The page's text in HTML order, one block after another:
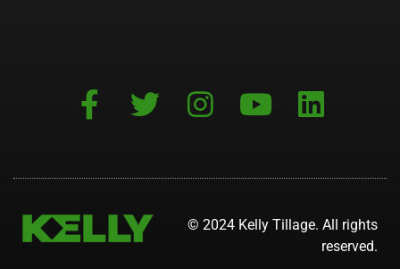
© 2024 Kelly Tillage. All rights
reserved.